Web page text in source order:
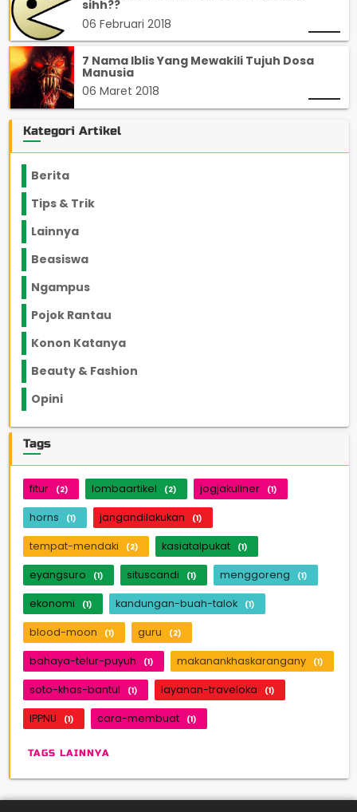
sihh??
06 Februari 2018
7 Nama Iblis Yang Mewakili Tujuh Dosa
Manusia
06 Maret 2018
Kategori Artikel
Berita
Tips & Trik
Lainnya
Beasiswa
Ngampus
Pojok Rantau
Konon Katanya
Beauty & Fashion
Opini
Tags
fitur (2) lombaartikel (2) jogjakuliner (1)
horns (1) jangandilakukan (1)
tempat-mendaki (2) kasiatalpukat (1)
eyangsuro (1) situscandi (1) menggoreng (1)
ekonomi (1) kandungan-buah-talok (1)
blood-moon (1) guru (2)
bahaya-telur-puyuh (1) makanankhaskarangany (1)
soto-khas-bantul (1) layanan-traveloka (1)
IPPNU (1) cara-membuat (1)
TAGS LAINNYA